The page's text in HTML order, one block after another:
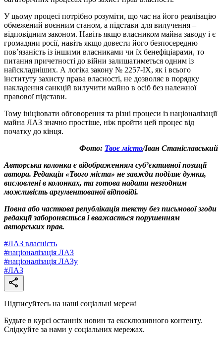
У цьому процесі потрібно розуміти, що час на його реалізацію
обмежений воєнним станом, а підстави для вилучення –
відповідним законом. Навіть якщо власником майна заводу і є
громадяни росії, навіть якщо довести його безпосередню
пов’язаність із іншими власниками чи їх бенефіціарами, то
питання причетності до війни залишатиметься одним із
найскладніших. А логіка закону № 2257-IX, як і всього
інституту захисту права власності, не дозволяє в порядку
накладення санкцій вилучити майно в осіб без належної
правової підстави.
Тому ініціювати обговорення та різні процеси із націоналізації
майна ЛАЗ значно простіше, ніж пройти цей процес від
початку до кінця.
Фото: Твоє місто/Іван Станіславський
Авторська колонка є відображенням суб’єктивної позиції
автора. Редакція «Твого міста» не завжди поділяє думки,
висловлені в колонках, та готова надати незгодним
можливість аргументованої відповіді.
Повна або часткова републікація тексту без письмової згоди
редакції забороняється і вважається порушенням
авторських прав.
#ЛАЗ власність
#націоналізація ЛАЗ
#націоналізація ЛАЗу
#ЛАЗ
Підписуйтесь на наші соціальні мережі
Будьте в курсі останніх новин та ексклюзивного контенту.
Слідкуйте за нами у соціальних мережах.